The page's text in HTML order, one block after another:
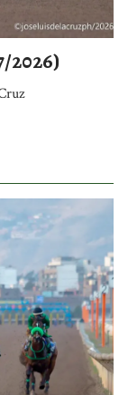
2026)